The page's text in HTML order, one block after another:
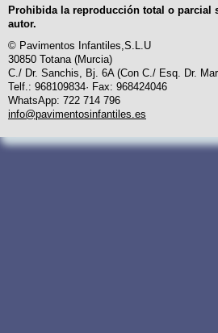
Prohibida la reproducción total o parcial
autor.
© Pavimentos Infantiles,S.L.U
30850 Totana (Murcia)
C./ Dr. Sanchis, Bj. 6A (Con C./ Esq. Dr.
Telf.: 968109834· Fax: 968424046
WhatsApp: 722 714 796
info@pavimentosinfantiles.es